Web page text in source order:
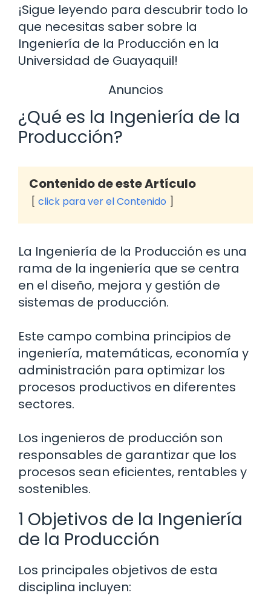
¡Sigue leyendo para descubrir todo lo
que necesitas saber sobre la
Ingeniería de la Producción en la
Universidad de Guayaquil!
Anuncios
¿Qué es la Ingeniería de la
Producción?
Contenido de este Artículo
click para ver el Contenido
La Ingeniería de la Producción es una
rama de la ingeniería que se centra
en el diseño, mejora y gestión de
sistemas de producción.
Este campo combina principios de
ingeniería, matemáticas, economía y
administración para optimizar los
procesos productivos en diferentes
sectores.
Los ingenieros de producción son
responsables de garantizar que los
procesos sean eficientes, rentables y
sostenibles.
1 Objetivos de la Ingeniería
de la Producción
Los principales objetivos de esta
disciplina incluyen: